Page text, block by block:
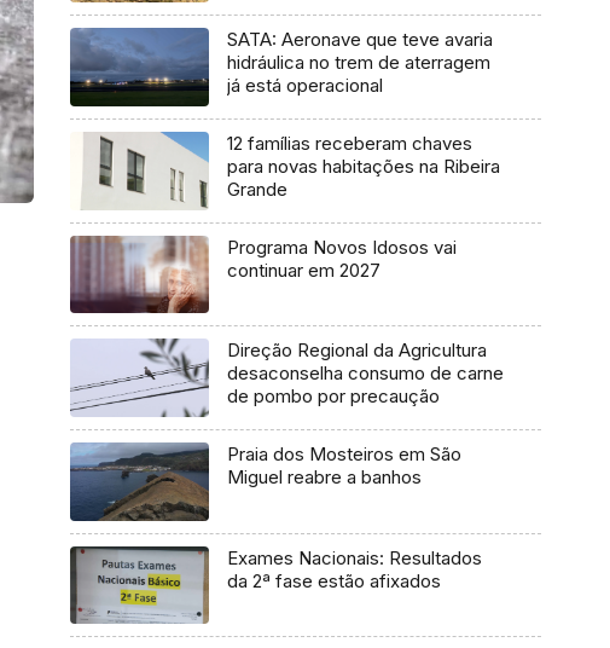
SATA: Aeronave que teve avaria
hidráulica no trem de aterragem
já está operacional
12 famílias receberam chaves
para novas habitações na Ribeira
Grande
Programa Novos Idosos vai
continuar em 2027
Direção Regional da Agricultura
desaconselha consumo de carne
de pombo por precaução
Praia dos Mosteiros em São
Miguel reabre a banhos
Exames Nacionais: Resultados
da 2ª fase estão afixados